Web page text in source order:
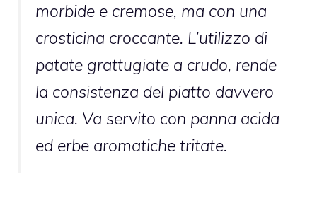
morbide e cremose, ma con una
crosticina croccante. L’utilizzo di
patate grattugiate a crudo, rende
la consistenza del piatto davvero
unica. Va servito con panna acida
ed erbe aromatiche tritate.